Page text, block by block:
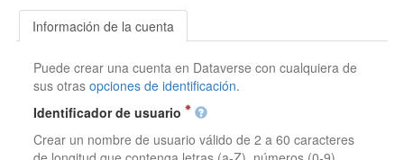
Información de la cuenta
Puede crear una cuenta en Dataverse con cualquiera de
sus otrasopciones de identificación.
Identificador de usuario
Crear un nombre de usuario válido de 2 a 60 caracteres